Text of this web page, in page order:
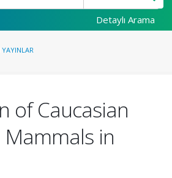
Detaylı Arama
YAYINLAR
of Caucasian
in